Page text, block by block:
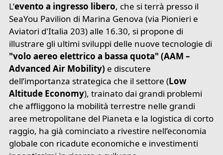
L’evento a ingresso libero, che si terrà presso il
SeaYou Pavilion di Marina Genova (via Pionieri e
Aviatori d'Italia 203) alle 16.30, si propone di
illustrare gli ultimi sviluppi delle nuove tecnologie di
"volo aereo elettrico a bassa quota" (AAM –
Advanced Air Mobility) e discutere
dell’importanza strategica che il settore (Low
Altitude Economy), trainato dai grandi problemi
che affliggono la mobilità terrestre nelle grandi
aree metropolitane del Pianeta e la logistica di corto
raggio, ha già cominciato a rivestire nell’economia
globale con ricadute economiche e investimenti